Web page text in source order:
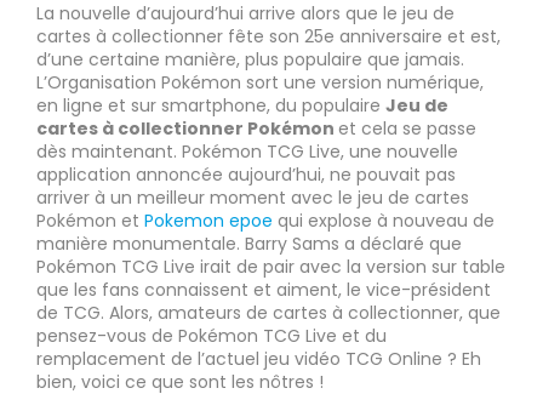
La nouvelle d’aujourd’hui arrive alors que le jeu de
cartes à collectionner fête son 25e anniversaire et est,
d’une certaine manière, plus populaire que jamais.
L’Organisation Pokémon sort une version numérique,
en ligne et sur smartphone, du populaire Jeu de
cartes à collectionner Pokémon et cela se passe
dès maintenant. Pokémon TCG Live, une nouvelle
application annoncée aujourd’hui, ne pouvait pas
arriver à un meilleur moment avec le jeu de cartes
Pokémon et Pokemon epoe qui explose à nouveau de
manière monumentale. Barry Sams a déclaré que
Pokémon TCG Live irait de pair avec la version sur table
que les fans connaissent et aiment, le vice-président
de TCG. Alors, amateurs de cartes à collectionner, que
pensez-vous de Pokémon TCG Live et du
remplacement de l’actuel jeu vidéo TCG Online ? Eh
bien, voici ce que sont les nôtres !